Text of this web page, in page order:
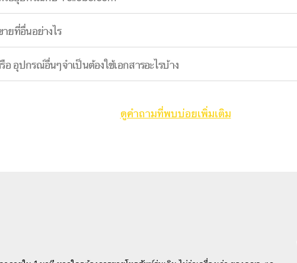
ยที่อื่นอย่างไร
อุปกรณ์อื่นๆจำเป็นต้องใช้เอกสารอะไรบ้าง
ดูคำถามที่พบบ่อยเพิ่มเติม